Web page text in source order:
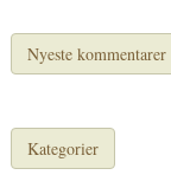
Nyeste kommentarer
Kategorier